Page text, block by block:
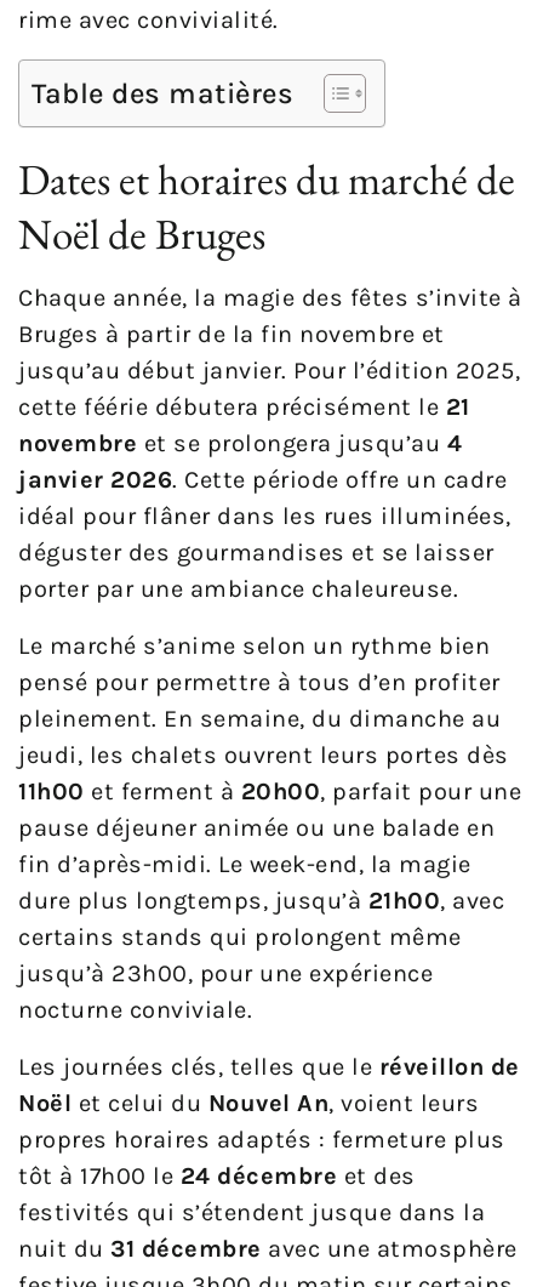
rime avec convivialité.
Table des matières
Dates et horaires du marché de
Noël de Bruges
Chaque année, la magie des fêtes s’invite à
Bruges à partir de la fin novembre et
jusqu’au début janvier. Pour l’édition 2025,
cette féérie débutera précisément le 21
novembre et se prolongera jusqu’au 4
janvier 2026. Cette période offre un cadre
idéal pour flâner dans les rues illuminées,
déguster des gourmandises et se laisser
porter par une ambiance chaleureuse.
Le marché s’anime selon un rythme bien
pensé pour permettre à tous d’en profiter
pleinement. En semaine, du dimanche au
jeudi, les chalets ouvrent leurs portes dès
11h00 et ferment à 20h00, parfait pour une
pause déjeuner animée ou une balade en
fin d’après-midi. Le week-end, la magie
dure plus longtemps, jusqu’à 21h00, avec
certains stands qui prolongent même
jusqu’à 23h00, pour une expérience
nocturne conviviale.
Les journées clés, telles que le réveillon de
Noël et celui du Nouvel An, voient leurs
propres horaires adaptés : fermeture plus
tôt à 17h00 le 24 décembre et des
festivités qui s’étendent jusque dans la
nuit du 31 décembre avec une atmosphère